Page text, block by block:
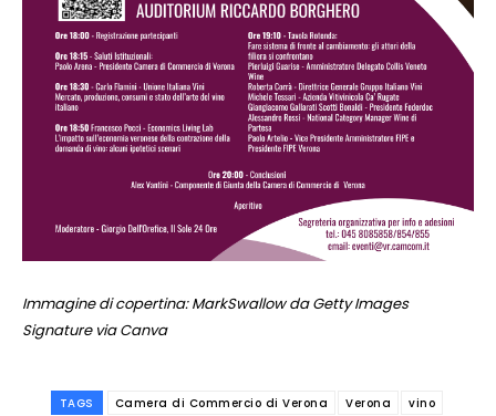
Immagine di copertina: MarkSwallow da Getty Images
Signature via Canva
TAGS Camera di Commercio di Verona Verona vino